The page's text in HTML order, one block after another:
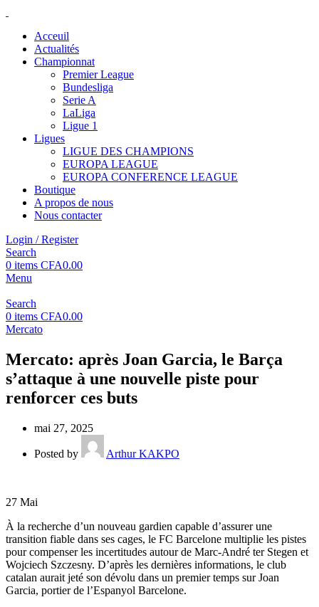
Acceuil
Actualités
Championnat
Premier League
Bundesliga
Serie A
LaLiga
Ligue 1
Ligues
LIGUE DES CHAMPIONS
EUROPA LEAGUE
EUROPA CONFERENCE LEAGUE
Boutique
A propos de nous
Nous contacter
Login / Register
Search
0 items CFA0.00
Menu
Search
0 items CFA0.00
Mercato
Mercato: après Joan Garcia, le Barça
s’attaque à une nouvelle piste pour
renforcer ces buts
mai 27, 2025
Posted by Arthur KAKPO
27 Mai
À la recherche d’un nouveau gardien capable d’assurer une
transition fiable dans ses cages, le FC Barcelone multiplie les pistes
pour compenser les incertitudes autour de Marc-André ter Stegen et
Wojciech Szczesny. D’après les dernières informations, le club
catalan aurait jeté son dévolu dans un premier temps sur Joan
Garcia, portier de l’Espanyol Barcelone.